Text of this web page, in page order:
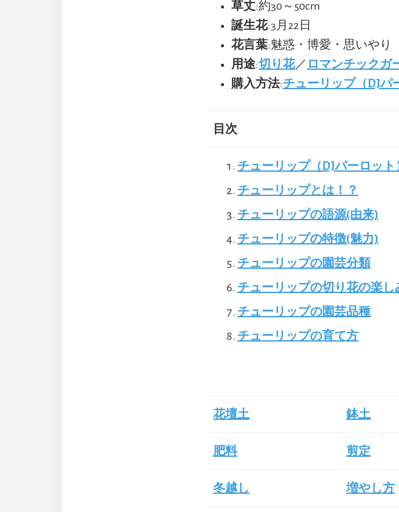
草丈:約30～50cm
誕生花:3月22日
花言葉:魅惑・博愛・思いやり
用途:切り花／ ロマンチックガ
購入方法:チューリップ（DJパ
目次
チューリップ（DJパーロット
チューリップとは！？
チューリップの語源(由来)
チューリップの特徴(魅力)
チューリップの園芸分類
チューリップの切り花の楽し
チューリップの園芸品種
チューリップの育て方
花壇土 鉢土
肥料 剪定
冬越し 増やし方